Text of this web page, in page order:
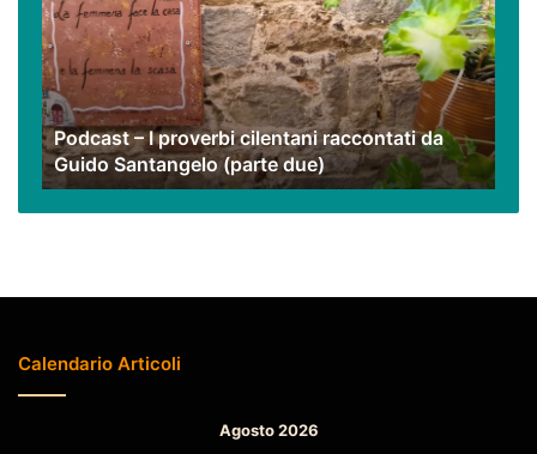
proverbi
cilentani
raccontati
da
Guido
Santangelo
(parte
due)
Podcast – I proverbi cilentani raccontati da
Guido Santangelo (parte due)
Calendario Articoli
Agosto 2026